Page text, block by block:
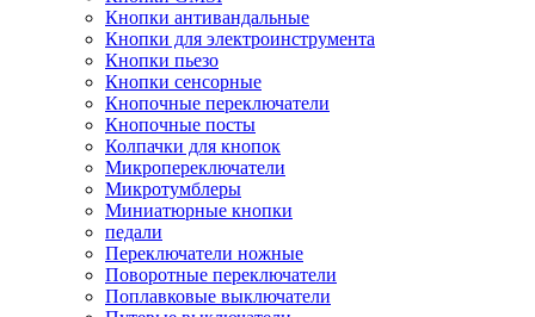
Кнопки антивандальные
Кнопки для электроинструмента
Кнопки пьезо
Кнопки сенсорные
Кнопочные переключатели
Кнопочные посты
Колпачки для кнопок
Микропереключатели
Микротумблеры
Миниатюрные кнопки
педали
Переключатели ножные
Поворотные переключатели
Поплавковые выключатели